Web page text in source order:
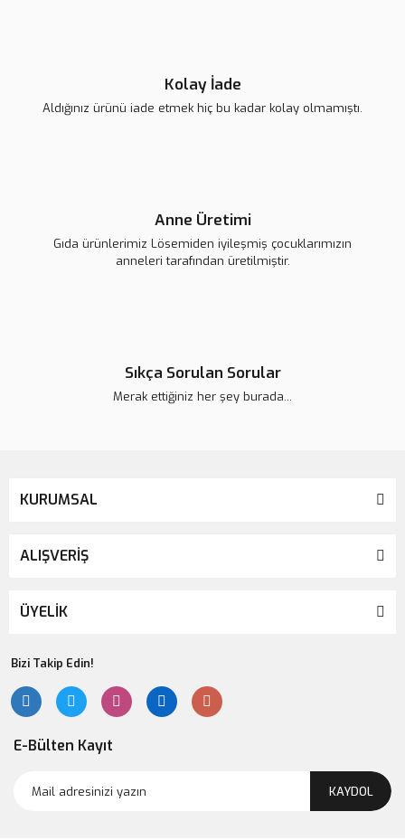
420,00 TL
Kolay İade
Aldığınız ürünü iade etmek hiç bu kadar kolay olmamıştı.
Anne Üretimi
Gıda ürünlerimiz Lösemiden iyileşmiş çocuklarımızın
anneleri tarafından üretilmiştir.
Sıkça Sorulan Sorular
Merak ettiğiniz her şey burada...
KURUMSAL
ALIŞVERİŞ
ÜYELİK
Bizi Takip Edin!
E-Bülten Kayıt
KAYDOL